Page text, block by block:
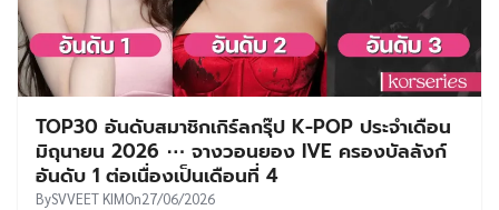
TOP30 อันดับสมาชิกเกิร์ลกรุ๊ป K-POP ประจำเดือน
มิถุนายน 2026 ⋯ จางวอนยอง IVE ครองบัลลังก์
อันดับ 1 ต่อเนื่องเป็นเดือนที่ 4
BySVVEET KIMOn27/06/2026